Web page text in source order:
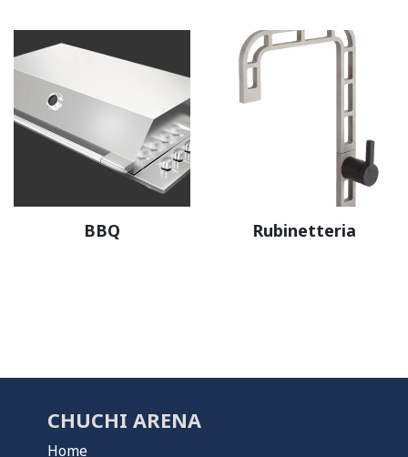
BBQ Rubinetteria
CHUCHI ARENA
Home